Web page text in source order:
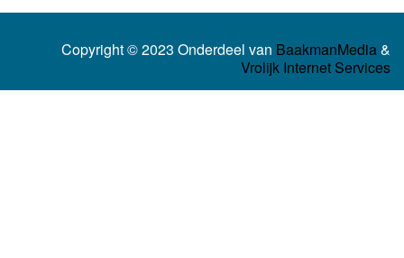
Copyright © 2023 Onderdeel van BaakmanMedia&
Vrolijk Internet Services